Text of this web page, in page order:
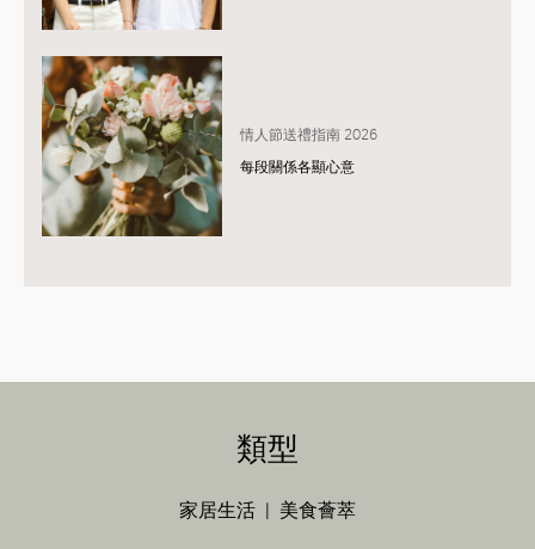
情人節送禮指南 2026
每段關係各顯心意
類型
家居生活 美食薈萃